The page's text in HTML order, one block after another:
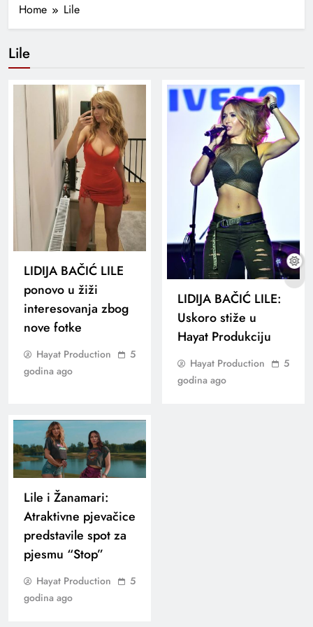
Home Lile
Lile
LIDIJA BAČIĆ LILE
ponovo u žiži
interesovanja zbog
nove fotke
Hayat Production
5
godina ago
LIDIJA BAČIĆ LILE:
Uskoro stiže u
Hayat Produkciju
Hayat Production
5
godina ago
Lile i Žanamari:
Atraktivne pjevačice
predstavile spot za
pjesmu “Stop”
Hayat Production
5
godina ago